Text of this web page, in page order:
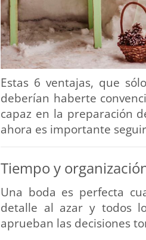
Estas 6 ventajas, que
deberían haberte
capaz en la preparación
ahora es importante
Tiempo y
Una boda es perfecta
detalle al azar y todos
aprueban las decisiones